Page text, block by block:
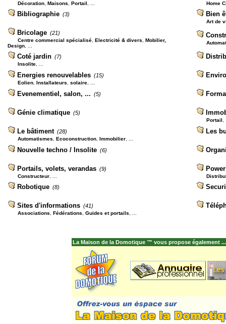
Décoration, Maisons Portail Home
Bibliographie (3) Bien
Art de
Bricolage (21)
Centre commercial spécialisé, Electricité & divers
Mobilier,
Design, ...
Coté jardin (7)
Insolite, ...
Energies renouvelables (15)
Eolien, Installateurs solaire, ...
Evenementiel, salon, ... (5)
Génie climatique (5)
Portail
Le bâtiment (28)
Automatismes Ecoconstruction, Immobilier, ...
Les
Nouvelle techno / Insolite (6)
Portails, volets, verandas (9)
Constructeur, ...
Robotique (8)
Sites d'informations (41)
Associations Fédérations Guides et portails
La Maison de la Domotique ™ vous propose également ...